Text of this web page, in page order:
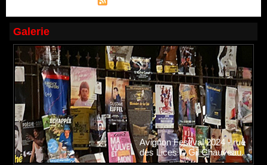
Galerie
Avignon Festival 2024 - rue
des Lices © Gil Chauveau.